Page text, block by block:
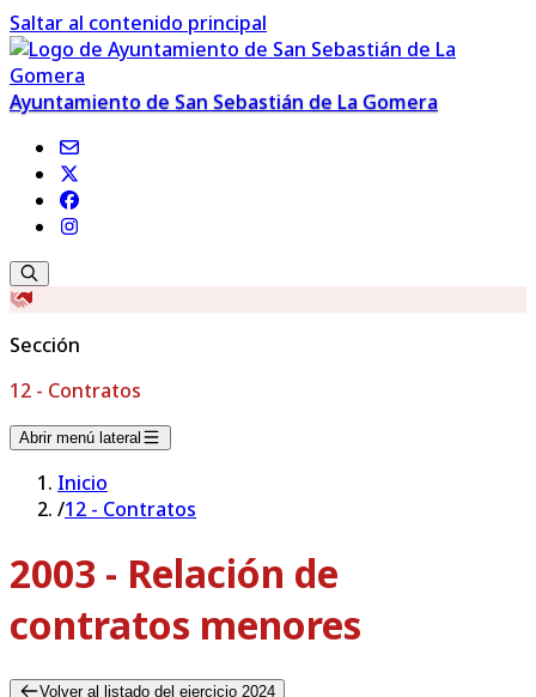
Saltar al contenido principal
Ayuntamiento de San Sebastián de La Gomera
Sección
12 - Contratos
Abrir menú lateral
Inicio
/12 - Contratos
2003 - Relación de
contratos menores
Volver al listado del ejercicio 2024